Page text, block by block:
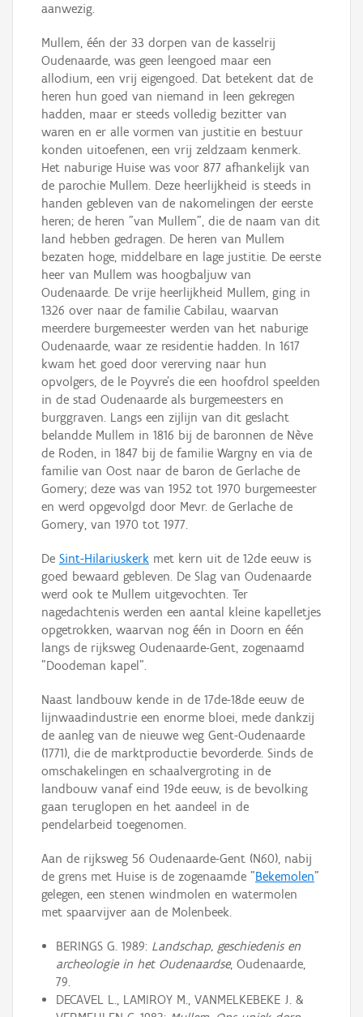
aanwezig.
Mullem, één der 33 dorpen van de kasselrij
Oudenaarde, was geen leengoed maar een
allodium, een vrij eigengoed. Dat betekent dat de
heren hun goed van niemand in leen gekregen
hadden, maar er steeds volledig bezitter van
waren en er alle vormen van justitie en bestuur
konden uitoefenen, een vrij zeldzaam kenmerk.
Het naburige Huise was voor 877 afhankelijk van
de parochie Mullem. Deze heerlijkheid is steeds in
handen gebleven van de nakomelingen der eerste
heren; de heren "van Mullem", die de naam van dit
land hebben gedragen. De heren van Mullem
bezaten hoge, middelbare en lage justitie. De eerste
heer van Mullem was hoogbaljuw van
Oudenaarde. De vrije heerlijkheid Mullem, ging in
1326 over naar de familie Cabilau, waarvan
meerdere burgemeester werden van het naburige
Oudenaarde, waar ze residentie hadden. In 1617
kwam het goed door vererving naar hun
opvolgers, de le Poyvre's die een hoofdrol speelden
in de stad Oudenaarde als burgemeesters en
burggraven. Langs een zijlijn van dit geslacht
belandde Mullem in 1816 bij de baronnen de Nève
de Roden, in 1847 bij de familie Wargny en via de
familie van Oost naar de baron de Gerlache de
Gomery; deze was van 1952 tot 1970 burgemeester
en werd opgevolgd door Mevr. de Gerlache de
Gomery, van 1970 tot 1977.
De Sint-Hilariuskerk met kern uit de 12de eeuw is
goed bewaard gebleven. De Slag van Oudenaarde
werd ook te Mullem uitgevochten. Ter
nagedachtenis werden een aantal kleine kapelletjes
opgetrokken, waarvan nog één in Doorn en één
langs de rijksweg Oudenaarde-Gent, zogenaamd
"Doodeman kapel".
Naast landbouw kende in de 17de-18de eeuw de
lijnwaadindustrie een enorme bloei, mede dankzij
de aanleg van de nieuwe weg Gent-Oudenaarde
(1771), die de marktproductie bevorderde. Sinds de
omschakelingen en schaalvergroting in de
landbouw vanaf eind 19de eeuw, is de bevolking
gaan teruglopen en het aandeel in de
pendelarbeid toegenomen.
Aan de rijksweg 56 Oudenaarde-Gent (N60), nabij
de grens met Huise is de zogenaamde "Bekemolen"
gelegen, een stenen windmolen en watermolen
met spaarvijver aan de Molenbeek.
BERINGS G. 1989: Landschap, geschiedenis en
archeologie in het Oudenaardse, Oudenaarde,
79.
DECAVEL L., LAMIROY M., VANMELKEBEKE J. &